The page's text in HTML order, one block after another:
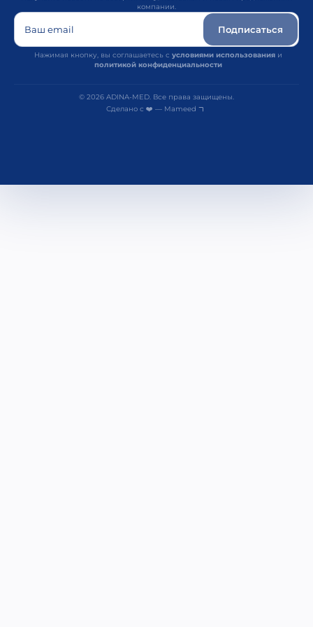
компании.
Ваш email Подписаться
Нажимая кнопку, вы соглашаетесь с условиями использования и
политикой конфиденциальности
© 2026 ADINA-MED. Все права защищены.
Сделано с ❤️ — Mameed